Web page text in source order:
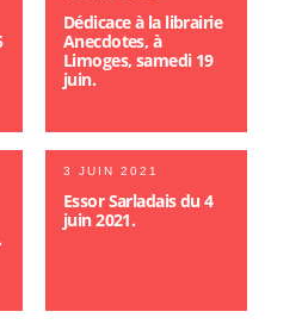
Dédicace à la librairie
Anecdotes, à
Limoges, samedi 19
juin.
3 JUIN 2021
Essor Sarladais du 4
juin 2021.